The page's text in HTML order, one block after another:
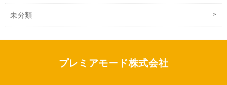
未分類
プレミアモード株式会社